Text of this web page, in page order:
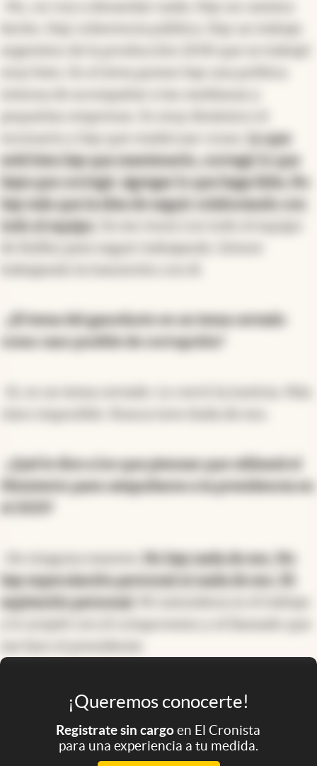
Lo que
está bien hay que mantenerlo, corregir lo que
haya que corregir. Agregar lo que haga falta. No
hay más que la idea de seguir colaborando con
todo el equipo.
de Kulfas para seguir trabajando. Estuve
¿El tema del gasoducto es un tema cerrado
como caso posible de corrupción?
¿Qué le dice a los que piensan que utilizará el
Ministerio para catapultarse a la presidencia en
-De ninguna manera.
No hay nada de eso. No
hay especulación personal ni nada de eso. Ni
aspiración personal.
¡Queremos conocerte!
Registrate sin cargoen El Cronista
para una experiencia a tu medida.